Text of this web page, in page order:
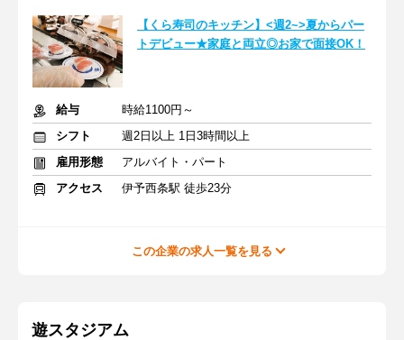
【くら寿司のキッチン】<週2~>夏からパー
トデビュー★家庭と両立◎お家で面接OK！
給与
時給1100円～
シフト
週2日以上 1日3時間以上
雇用形態
アルバイト・パート
アクセス
伊予西条駅 徒歩23分
この企業の求人一覧を見る
遊スタジアム